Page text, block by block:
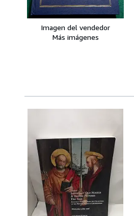
Imagen del vendedor
Más imágenes